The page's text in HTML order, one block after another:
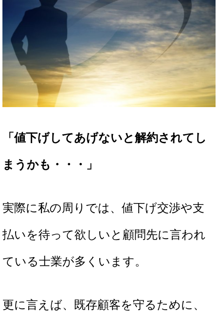
「値下げしてあげないと解約されてし
まうかも・・・」
実際に私の周りでは、値下げ交渉や支
払いを待って欲しいと顧問先に言われ
ている士業が多くいます。
更に言えば、既存顧客を守るために、